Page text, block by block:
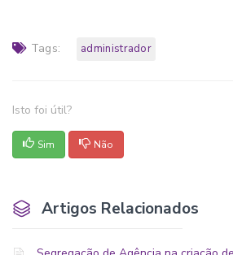
Tags: administrador
Isto foi útil?
Sim Não
Artigos Relacionados